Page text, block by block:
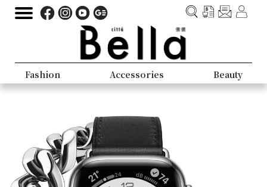
Fashion Accessories Beauty